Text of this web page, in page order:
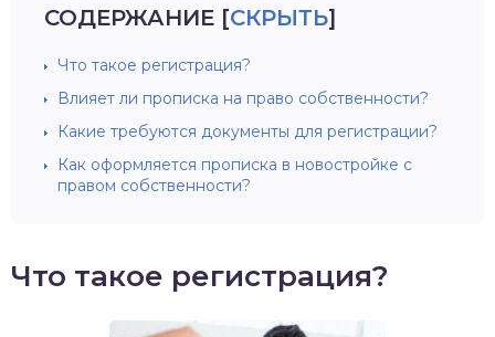
СОДЕРЖАНИЕ [СКРЫТЬ]
Что такое регистрация?
Влияет ли прописка на право собственности?
Какие требуются документы для регистрации?
Как оформляется прописка в новостройке с
правом собственности?
Что такое регистрация?